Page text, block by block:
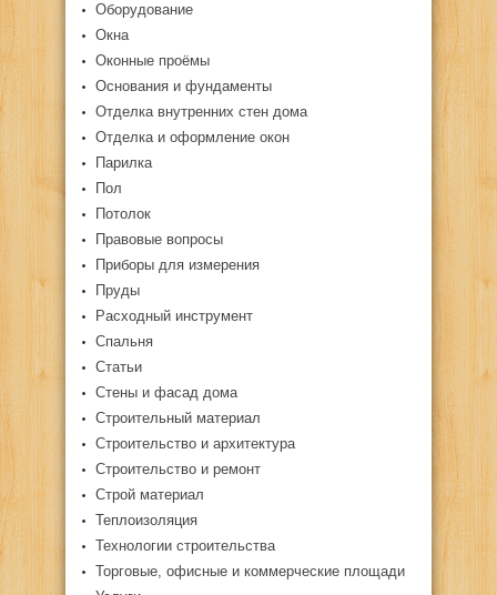
Оборудование
Окна
Оконные проёмы
Основания и фундаменты
Отделка внутренних стен дома
Отделка и оформление окон
Парилка
Пол
Потолок
Правовые вопросы
Приборы для измерения
Пруды
Расходный инструмент
Спальня
Статьи
Стены и фасад дома
Строительный материал
Строительство и архитектура
Строительство и ремонт
Строй материал
Теплоизоляция
Технологии строительства
Торговые, офисные и коммерческие площади